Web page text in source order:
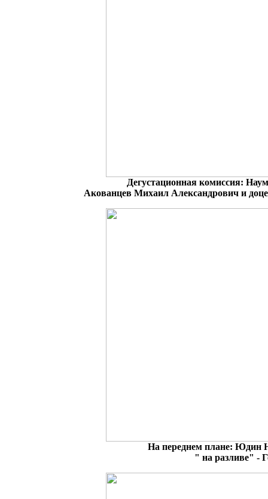
Дегустационная комиссия:
Акованцев Михаил Александрович и
На переднем плане: Юдин
" на разливе" -